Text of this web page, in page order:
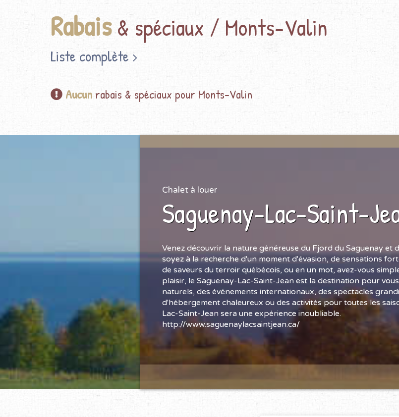
Rabais& spéciaux / Monts-Valin
Liste complète
Aucun rabais & spéciaux pour Monts-Valin
Chalet à louer
Saguenay-Lac-Saint-
Venez découvrir la nature généreuse du Fjord du Saguenay et
soyez à la recherche d'un moment d'évasion, de sensations
de saveurs du terroir québécois, ou en un mot, avez-vous
plaisir, le Saguenay-Lac-Saint-Jean est la destination pour
naturels, des événements internationaux, des spectacles
d'hébergement chaleureux ou des activités pour toutes les
Lac-Saint-Jean sera une expérience inoubliable.
http://www.saguenaylacsaintjean.ca/